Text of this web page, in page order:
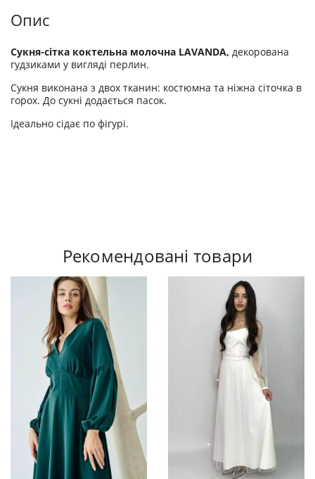
Опис
Сукня-сітка коктельна молочна LAVANDA, декорована
гудзиками у вигляді перлин.
Сукня виконана з двох тканин: костюмна та ніжна сіточка в
горох. До сукні додається пасок.
Ідеально сідає по фігурі.
Рекомендовані товари